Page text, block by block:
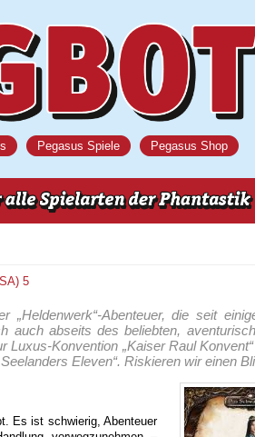
Pegasus Spiele Pegasus Shop
5
Abenteuer, die seit
auch abseits des beliebten,
Konvention „Kaiser Raul
Eleven“. Riskieren wir einen
Es ist schwierig, Abenteuer